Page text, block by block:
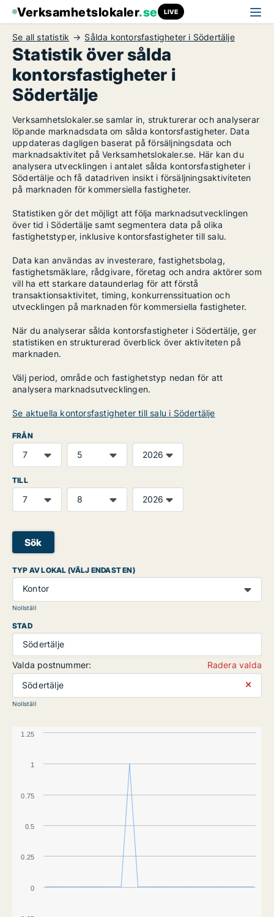
Verksamhetslokaler.se LIVE
Se all statistik Sålda kontorsfastigheter i Södertälje
Statistik över sålda
kontorsfastigheter i
Södertälje
Verksamhetslokaler.se samlar in, strukturerar och analyserar
löpande marknadsdata om sålda kontorsfastigheter. Data
uppdateras dagligen baserat på försäljningsdata och
marknadsaktivitet på Verksamhetslokaler.se. Här kan du
analysera utvecklingen i antalet sålda kontorsfastigheter i
Södertälje och få datadriven insikt i försäljningsaktiviteten
på marknaden för kommersiella fastigheter.
Statistiken gör det möjligt att följa marknadsutvecklingen
över tid i Södertälje samt segmentera data på olika
fastighetstyper, inklusive kontorsfastigheter till salu.
Data kan användas av investerare, fastighetsbolag,
fastighetsmäklare, rådgivare, företag och andra aktörer som
vill ha ett starkare dataunderlag för att förstå
transaktionsaktivitet, timing, konkurrenssituation och
utvecklingen på marknaden för kommersiella fastigheter.
När du analyserar sålda kontorsfastigheter i Södertälje, ger
statistiken en strukturerad överblick över aktiviteten på
marknaden.
Välj period, område och fastighetstyp nedan för att
analysera marknadsutvecklingen.
Se aktuella kontorsfastigheter till salu i Södertälje
FRÅN
TILL
Sök
TYP AV LOKAL (VÄLJ ENDAST EN)
Kontor
Nollställ
STAD
Södertälje
Valda postnummer:
Radera valda
Södertälje
⨯
Nollställ
0
1
0.25
0.5
0.75
1.25